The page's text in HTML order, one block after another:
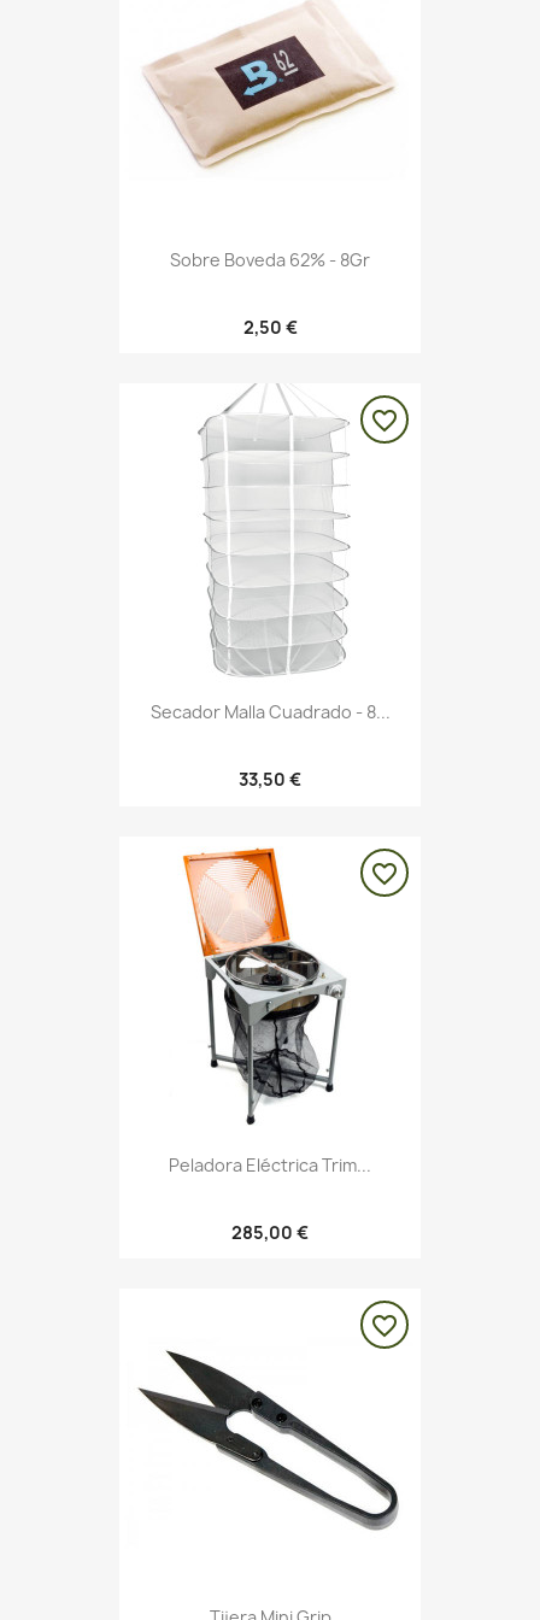
Sobre Boveda 62% - 8Gr
2,50 €
Secador Malla Cuadrado - 8...
33,50 €
favorite_border
Peladora Eléctrica Trim...
285,00 €
favorite_border
favorite_border